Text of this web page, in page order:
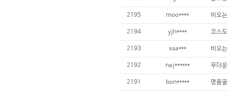
2195 moo****
2194 yjh****
2193 ssa***
2192 naj******
2191 bon*****